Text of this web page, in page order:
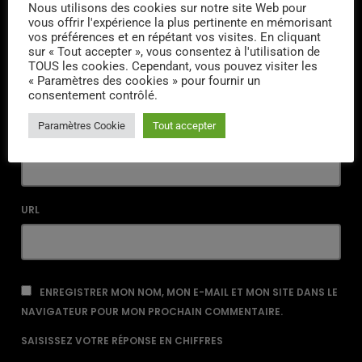
NOM*
EMAIL*
URL
ENREGISTRER MON NOM, MON E-MAIL ET MON SITE DANS LE
NAVIGATEUR POUR MON PROCHAIN COMMENTAIRE.
SAISISSEZ VOTRE RÉPONSE EN CHIFFRES
Nous utilisons des cookies sur notre site Web pour
vous offrir l'expérience la plus pertinente en mémorisant
vos préférences et en répétant vos visites. En cliquant
sur « Tout accepter », vous consentez à l'utilisation de
TOUS les cookies. Cependant, vous pouvez visiter les
« Paramètres des cookies » pour fournir un
consentement contrôlé.
Paramètres Cookie Tout accepter